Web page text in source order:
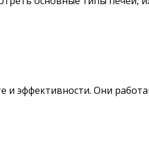
и эффективности. Они